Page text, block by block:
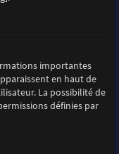
importantes
en haut de
La possibilité de
définies par